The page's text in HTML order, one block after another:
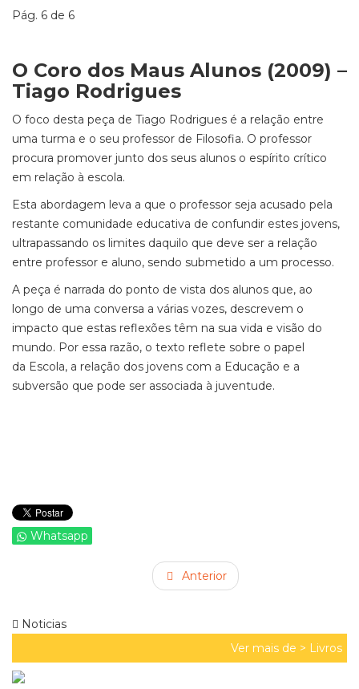
Pág. 6 de 6
O Coro dos Maus Alunos (2009) –
Tiago Rodrigues
O foco desta peça de Tiago Rodrigues é a relação entre
uma turma e o seu professor de Filosofia. O professor
procura promover junto dos seus alunos o espírito crítico
em relação à escola.
Esta abordagem leva a que o professor seja acusado pela
restante comunidade educativa de confundir estes jovens,
ultrapassando os limites daquilo que deve ser a relação
entre professor e aluno, sendo submetido a um processo.
A peça é narrada do ponto de vista dos alunos que, ao
longo de uma conversa a várias vozes, descrevem o
impacto que estas reflexões têm na sua vida e visão do
mundo. Por essa razão, o texto reflete sobre o papel
da Escola, a relação dos jovens com a Educação e a
subversão que pode ser associada à juventude.
Whatsapp
Anterior
Noticias
Ver mais de > Livros